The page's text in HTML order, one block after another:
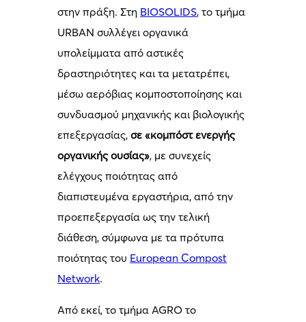
στην πράξη. Στη BIOSOLIDS, το τμήμα
URBAN συλλέγει οργανικά
υπολείμματα από αστικές
δραστηριότητες και τα μετατρέπει,
μέσω αερόβιας κομποστοποίησης και
συνδυασμού μηχανικής και βιολογικής
επεξεργασίας,σε «κομπόστ ενεργής
οργανικής ουσίας», με συνεχείς
ελέγχους ποιότητας από
διαπιστευμένα εργαστήρια, από την
προεπεξεργασία ως την τελική
διάθεση, σύμφωνα με τα πρότυπα
ποιότητας του European Compost
Network.
Από εκεί, το τμήμα AGRO το